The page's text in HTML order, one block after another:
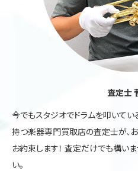
査定士
今でもスタジオでドラムを叩いて
持つ楽器専門買取店の査定士が、
お約束します！ 査定だけでも構い
い。